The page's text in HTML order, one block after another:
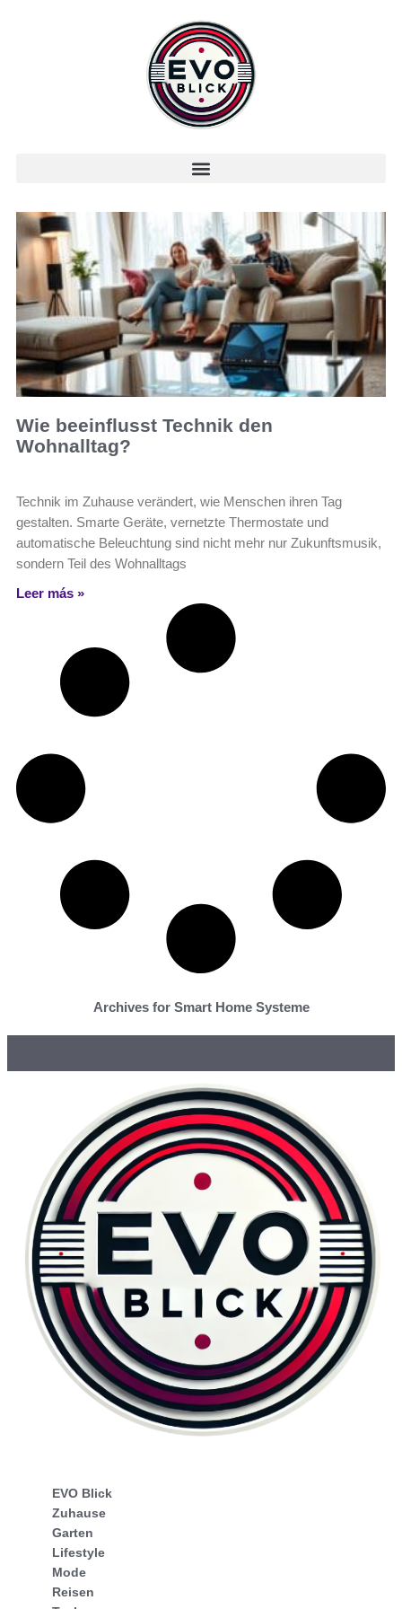
Wie beeinflusst Technik den
Wohnalltag?
Technik im Zuhause verändert, wie Menschen ihren Tag
gestalten. Smarte Geräte, vernetzte Thermostate und
automatische Beleuchtung sind nicht mehr nur Zukunftsmusik,
sondern Teil des Wohnalltags
Leer más »
Archives for Smart Home Systeme
EVO Blick
Zuhause
Garten
Lifestyle
Mode
Reisen